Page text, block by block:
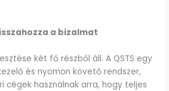
a bizalmat
két fő részből áll. A QSTS egy
és nyomon követő rendszer,
cégek használnak arra, hogy teljes